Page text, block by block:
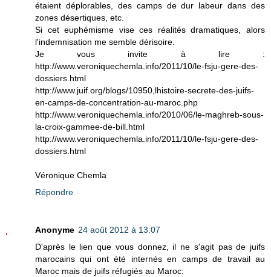
étaient déplorables, des camps de dur labeur dans des
zones désertiques, etc.
Si cet euphémisme vise ces réalités dramatiques, alors
l'indemnisation me semble dérisoire.
Je vous invite à lire :
http://www.veroniquechemla.info/2011/10/le-fsju-gere-des-
dossiers.html
http://www.juif.org/blogs/10950,lhistoire-secrete-des-juifs-
en-camps-de-concentration-au-maroc.php
http://www.veroniquechemla.info/2010/06/le-maghreb-sous-
la-croix-gammee-de-bill.html
http://www.veroniquechemla.info/2011/10/le-fsju-gere-des-
dossiers.html
Véronique Chemla
Répondre
Anonyme 24 août 2012 à 13:07
D'après le lien que vous donnez, il ne s'agit pas de juifs
marocains qui ont été internés en camps de travail au
Maroc mais de juifs réfugiés au Maroc: